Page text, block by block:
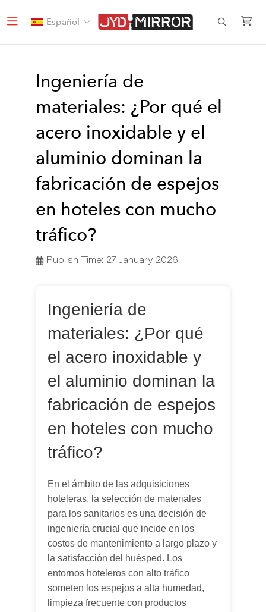
Español
Ingeniería de
materiales: ¿Por qué el
acero inoxidable y el
aluminio dominan la
fabricación de espejos
en hoteles con mucho
tráfico?
Publish Time: 27 January 2026
Ingeniería de
materiales: ¿Por qué
el acero inoxidable y
el aluminio dominan la
fabricación de espejos
en hoteles con mucho
tráfico?
En el ámbito de las adquisiciones
hoteleras, la selección de materiales
para los sanitarios es una decisión de
ingeniería crucial que incide en los
costos de mantenimiento a largo plazo y
la satisfacción del huésped. Los
entornos hoteleros con alto tráfico
someten los espejos a alta humedad,
limpieza frecuente con productos